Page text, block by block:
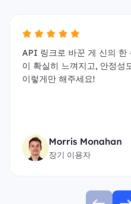
API 링크로 바꾼 게 신의 한
이 확실히 느껴지고, 안정성
이렇게만 해주세요!
Morris Monahan
장기 이용자